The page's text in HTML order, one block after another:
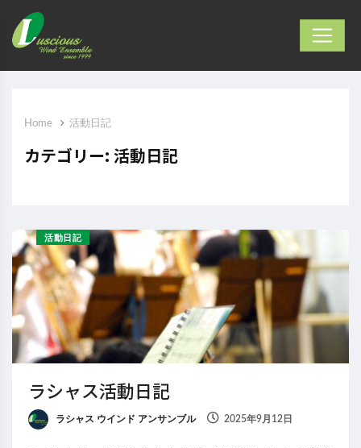
Home 活動日記
カテゴリー: 活動日記
活動日記
ラシャス活動日記
ラシャス ウインド アンサンブル 2025年9月12日